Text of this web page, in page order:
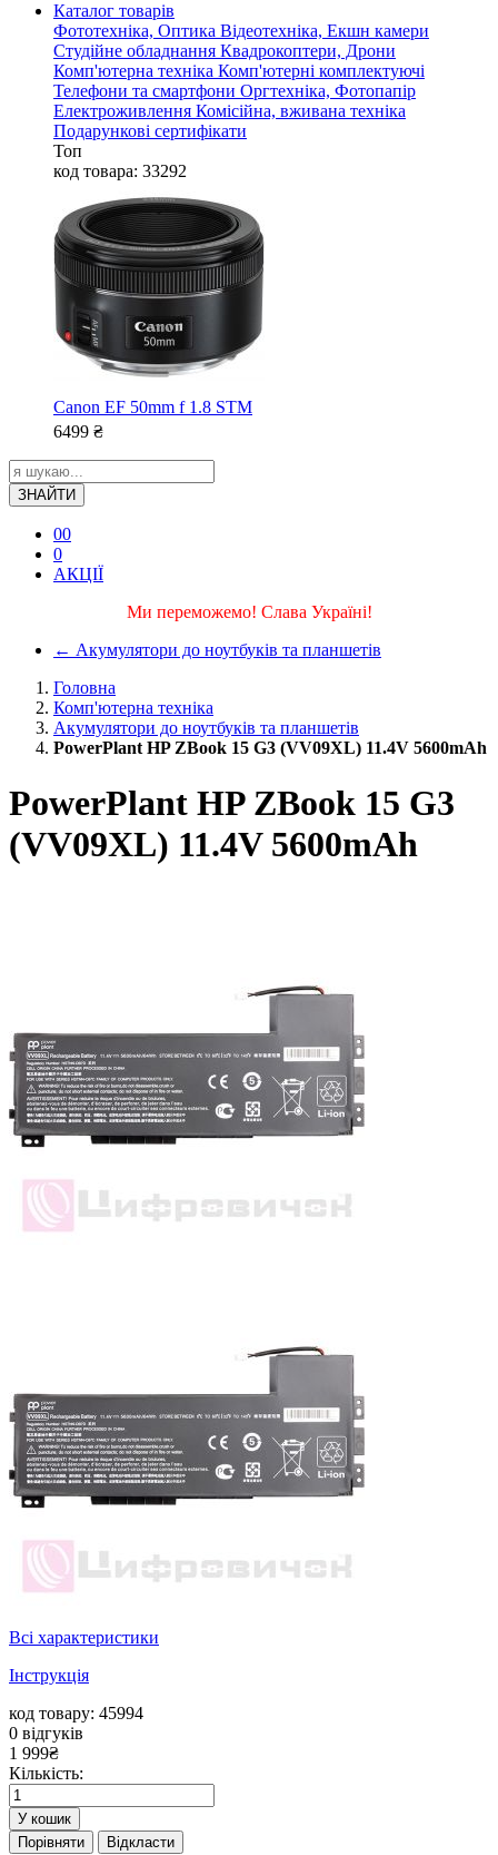
Каталог товарів
Фототехніка, Оптика Відеотехніка, Екшн камери
Студійне обладнання Квадрокоптери, Дрони
Комп'ютерна техніка Комп'ютерні комплектуючі
Телефони та смартфони Оргтехніка, Фотопапір
Електроживлення Комісійна, вживана техніка
Подарункові сертифікати
Топ
код товара: 33292
Canon EF 50mm f 1.8 STM
6499 ₴
ЗНАЙТИ
00
0
АКЦІЇ
Ми переможемо! Слава Україні!
← Акумулятори до ноутбуків та планшетів
Головна
Комп'ютерна техніка
Акумулятори до ноутбуків та планшетів
PowerPlant HP ZBook 15 G3 (VV09XL) 11.4V 5600mAh
PowerPlant HP ZBook 15 G3
(VV09XL) 11.4V 5600mAh
Всі характеристики
Інструкція
код товару: 45994
0 відгуків
1 999₴
Кількість:
У кошик
Порівняти
Відкласти